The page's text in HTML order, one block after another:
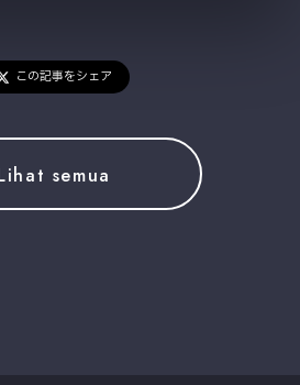
この記事をシェア
semua